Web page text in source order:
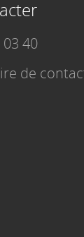
03 40
de